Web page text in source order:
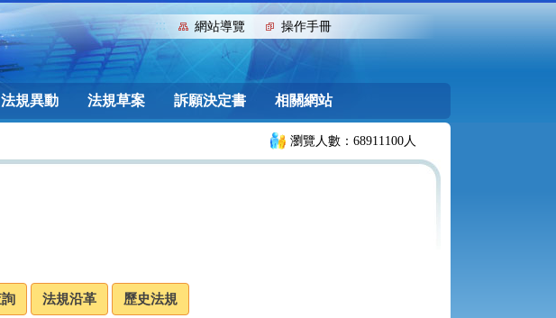
::: 網站導覽 操作手冊
法規異動 法規草案 訴願決定書 相關網站
瀏覽人數：68911100人